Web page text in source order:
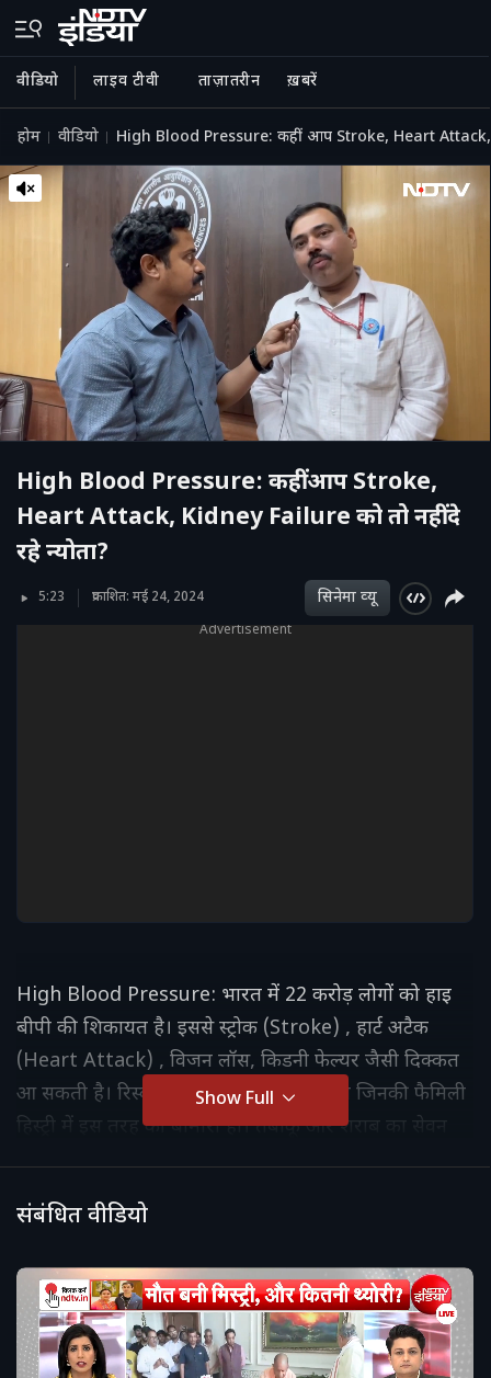
वीडियो लाइव टीवी ताज़ातरीन ख़बरें
होम वीडियो High Blood Pressure: कहीं आप Stroke, Heart Attack,
High Blood Pressure: कहीं आप Stroke,
Heart Attack, Kidney Failure को तो नहीं दे
रहे न्योता?
5:23 प्रकाशित: मई 24, 2024 सिनेमा व्‍यू
Advertisement
High Blood Pressure: भारत में 22 करोड़ लोगों को हाइ
बीपी की शिकायत है। इससे स्ट्रोक (Stroke) , हार्ट अटैक
(Heart Attack) , विजन लॉस, किडनी फेल्यर जैसी दिक्कत
आ सकती है। रिस्क फैक्टर उन लोगों पर ज़्यादा जिनकी फैमिली
हिस्ट्री में इस तरह की बीमारी हो। तंबाकू और शराब का सेवन
करने वाले लोग। ज्यादा वज़न वाले लोग। फिजिकल एक्टिव अगर
संवाददाता परिमल कुमार ने एम्स के कम्युनिटी मेडिसिन के
Show Full
संबंधित वीडियो